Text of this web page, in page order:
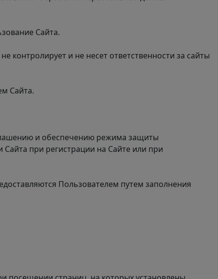
Сайта.
контролирует и не несет ответственности за сайты
Сайта.
и обеспечению режима защиты
при регистрации на Сайте или при
Пользователем путем заполнения